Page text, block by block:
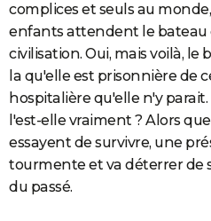
complices et seuls au
enfants attendent le bateau
civilisation. Oui, mais voilà, le
la qu'elle est prisonnière de
hospitalière qu'elle n'y
l'est-elle vraiment ? Alors
essayent de survivre, une
tourmente et va déterrer de
du passé.